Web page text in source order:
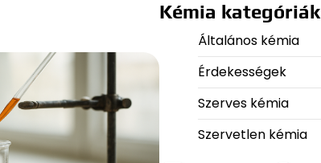
Kémia kategóriák
Általános kémia
Érdekességek
Szerves kémia
Szervetlen kémia